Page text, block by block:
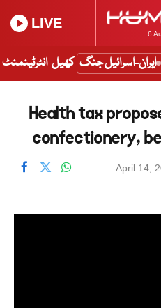
6
LIVE
ایران-اسرائیل جنگ کھیل انٹرٹینمنٹ
Health tax
confectionery,
April 14,